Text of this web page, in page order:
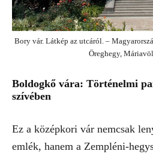
Bory vár. Látkép az utcáról. –
Öreghegy,
Boldogkő vára: Történelmi
szívében
Ez a középkori vár nemcsak
emlék, hanem a Zempléni-